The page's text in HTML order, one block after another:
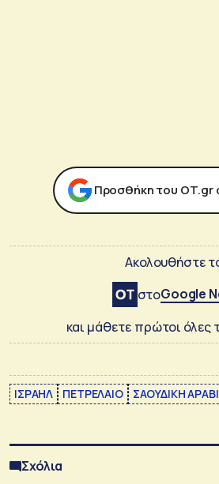
Προσθήκη του ΟΤ.gr
Ακολουθήστε
στοGoogle
και μάθετε πρώτοι όλες
ΙΣΡΑΗΛ ΠΕΤΡΕΛΑΙΟ ΣΑΟΥΔΙΚΗ
Σχόλια